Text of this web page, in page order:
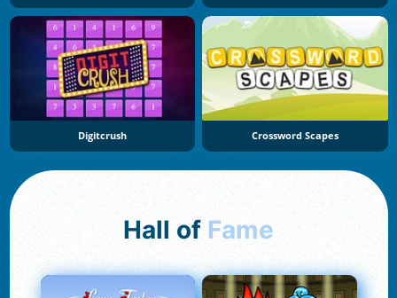
Digitcrush Crossword Scapes
Hall of Fame